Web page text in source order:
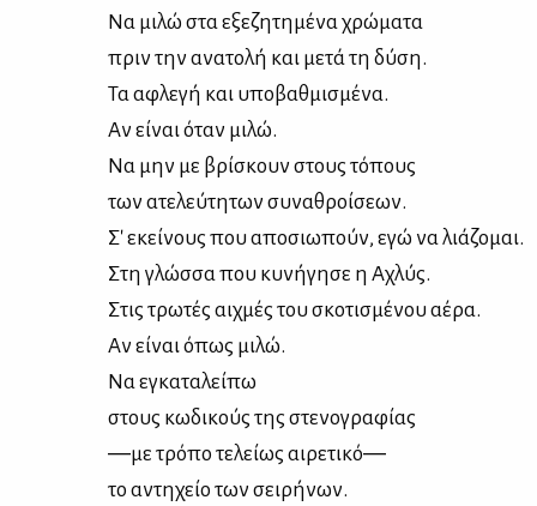
Να μι­λώ στα εξε­ζη­τη­μέ­να χρώ­μα­τα
πριν την ανα­το­λή και με­τά τη δύ­ση.
Τα αφλε­γή και υπο­βαθ­μι­σμέ­να.
Αν εί­ναι όταν μι­λώ.
Να μην με βρί­σκουν στους τό­πους
των ατε­λεύ­τη­των συ­να­θροί­σε­ων.
Σ' εκεί­νους που απο­σιω­πούν, εγώ να λιά­ζο­μαι.
Στη γλώσ­σα που κυ­νή­γη­σε η Αχλύς.
Στις τρω­τές αιχ­μές του σκο­τι­σμέ­νου αέ­ρα.
Αν εί­ναι όπως μι­λώ.
Να εγκα­τα­λεί­πω
στους κω­δι­κούς της στε­νο­γρα­φί­ας
―με τρό­πο τε­λεί­ως αι­ρε­τι­κό―
το αντη­χείο των σει­ρή­νων.